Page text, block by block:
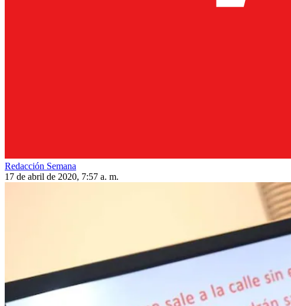
Redacción Semana
17 de abril de 2020, 7:57 a. m.